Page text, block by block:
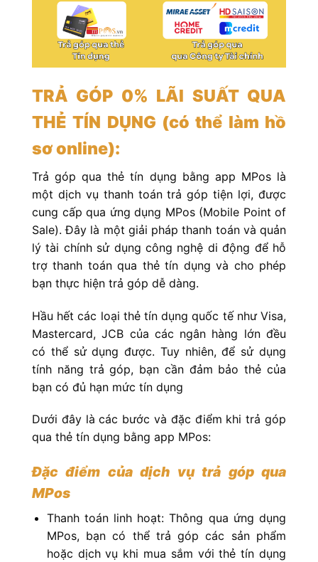
TRẢ GÓP 0% LÃI SUẤT QUA
THẺ TÍN DỤNG (có thể làm hồ
sơ online):
Trả góp qua thẻ tín dụng bằng app MPos là
một dịch vụ thanh toán trả góp tiện lợi, được
cung cấp qua ứng dụng MPos (Mobile Point of
Sale). Đây là một giải pháp thanh toán và quản
lý tài chính sử dụng công nghệ di động để hỗ
trợ thanh toán qua thẻ tín dụng và cho phép
bạn thực hiện trả góp dễ dàng.
Hầu hết các loại thẻ tín dụng quốc tế như Visa,
Mastercard, JCB của các ngân hàng lớn đều
có thể sử dụng được. Tuy nhiên, để sử dụng
tính năng trả góp, bạn cần đảm bảo thẻ của
bạn có đủ hạn mức tín dụng
Dưới đây là các bước và đặc điểm khi trả góp
qua thẻ tín dụng bằng app MPos:
Đặc điểm của dịch vụ trả góp qua
MPos
Thanh toán linh hoạt: Thông qua ứng dụng
MPos, bạn có thể trả góp các sản phẩm
hoặc dịch vụ khi mua sắm với thẻ tín dụng